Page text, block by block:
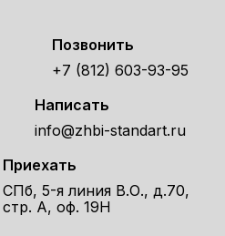
Позвонить
+7 (812) 603-93-95
Написать
info@zhbi-standart.ru
Приехать
СПб, 5-я линия В.О., д.70,
стр. А, оф. 19Н